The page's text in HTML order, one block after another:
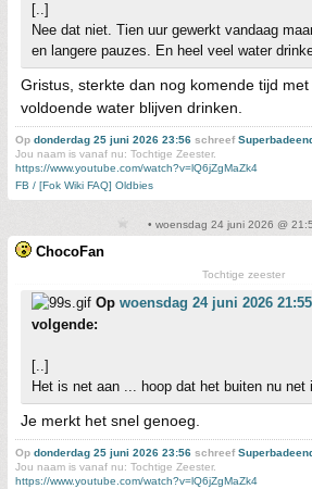
[..]
Nee dat niet. Tien uur gewerkt vandaag
en langere pauzes. En heel veel water
Gristus, sterkte dan nog komende tijd met
voldoende water blijven drinken.
Op donderdag 25 juni 2026 23:56 schreef
Jou naam is vanaf nu: Tochtige Zeester.
https://www.youtube.com/watch?v=lQ6jZgMaZk4
FB / [Fok Wiki FAQ] Oldbies
• woensdag 24 juni 2026 @
ChocoFan
Tochtige zeester
Op woensdag 24 juni 2026 21:55
volgende:
[..]
Het is net aan ... hoop dat het buiten nu
Je merkt het snel genoeg.
Op donderdag 25 juni 2026 23:56 schreef
Jou naam is vanaf nu: Tochtige Zeester.
https://www.youtube.com/watch?v=lQ6jZgMaZk4